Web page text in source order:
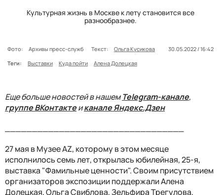
Культурная жизнь в Москве к лету становится все
разнообразнее.
Фото: Архивы пресс-служб Текст: Ольга Кусикова
30.05.2022 / 16:42
Теги:
Выставки Куда пойти Алена Долецкая
Еще больше новостей в нашемTelegram-канале,
группе ВКонтактеиканале Яндекс.Дзен
27 мая в Музее AZ, которому в этом месяце
исполнилось семь лет, открылась юбилейная, 25-я,
выставка "Фамильные ценности". Своим присутствием
организаторов экспозиции поддержали Алена
Долецкая, Ольга Свиблова, Зельфира Трегулова,